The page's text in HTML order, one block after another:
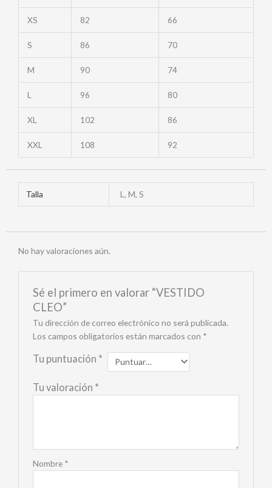
XS 82 66
S 86 70
M 90 74
L 96 80
XL 102 86
XXL 108 92
Talla L, M, S
No hay valoraciones aún.
Sé el primero en valorar “VESTIDO
CLEO”
Tu dirección de correo electrónico no será publicada.
Los campos obligatorios están marcados con *
Tu puntuación *
Tu valoración *
Nombre *